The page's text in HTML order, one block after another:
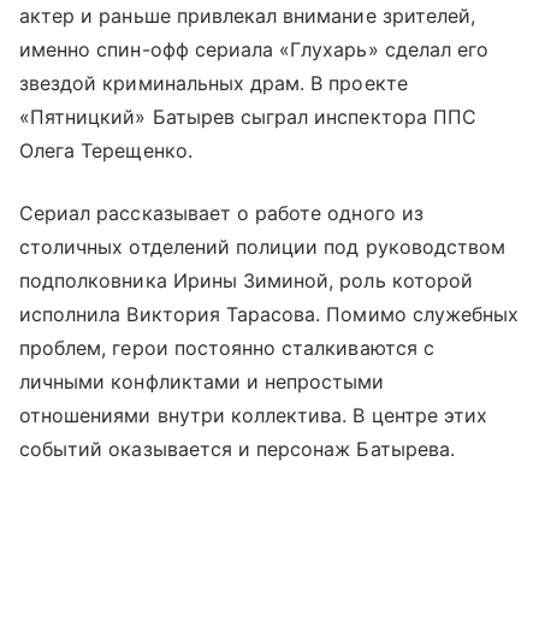
актер и раньше привлекал внимание зрителей,
именно спин-офф сериала «Глухарь» сделал его
звездой криминальных драм. В проекте
«Пятницкий» Батырев сыграл инспектора ППС
Олега Терещенко.
Сериал рассказывает о работе одного из
столичных отделений полиции под руководством
подполковника Ирины Зиминой, роль которой
исполнила Виктория Тарасова. Помимо служебных
проблем, герои постоянно сталкиваются с
личными конфликтами и непростыми
отношениями внутри коллектива. В центре этих
событий оказывается и персонаж Батырева.